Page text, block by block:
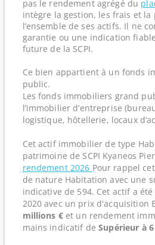
pas le rendement agrégé du
intègre la gestion, les frais et la
l’ensemble de ses actifs. Il ne
garantie ou une indication
future de la SCPI.
Ce bien appartient à un fonds
public.
Les fonds immobiliers grand
l’immobilier d’entreprise
logistique, hôtellerie, locaux
Cet actif immobilier de type
patrimoine de SCPI Kyaneos
rendement 2026 Pour rappel
de nature Habitation avec une
indicative de 594. Cet actif a
2020 avec un prix d'acquisition
millions €et un rendement
mains indicatif deSupérieur à 6